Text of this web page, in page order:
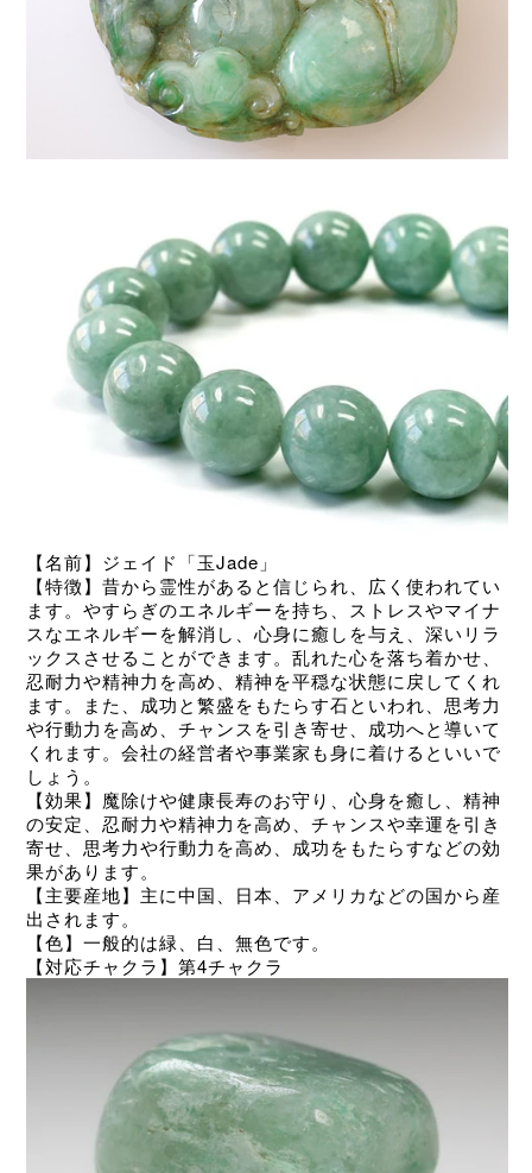
【名前】ジェイド「玉Jade 」
【特徴】昔から霊性があると信じられ、広く使われてい
ます。やすらぎのエネルギーを持ち、ストレスやマイナ
スなエネルギーを解消し、心身に癒しを与え、深いリラ
ックスさせることができます。乱れた心を落ち着かせ、
忍耐力や精神力を高め、精神を平穏な状態に戻してくれ
ます。また、成功と繁盛をもたらす石といわれ、思考力
や行動力を高め、チャンスを引き寄せ、成功へと導いて
くれます。会社の経営者や事業家も身に着けるといいで
しょう。
【効果】魔除けや健康長寿のお守り、心身を癒し、精神
の安定、忍耐力や精神力を高め、チャンスや幸運を引き
寄せ、思考力や行動力を高め、成功をもたらすなどの効
果があります。
【主要産地】主に中国、日本、アメリカなどの国から産
出されます。
【色】一般的は緑、白、無色です。
【対応チャクラ】第4チャクラ